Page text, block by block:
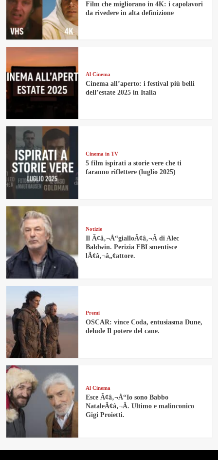
Film che migliorano in 4K: i capolavori
da rivedere in alta definizione
Al Cinema
Cinema all’aperto: i festival più belli
dell’estate 2025 in Italia
Cinema in TV
5 film ispirati a storie vere che ti
faranno riflettere (luglio 2025)
Notizie
Il Ã¢â‚¬Å“gialloÃ¢â‚¬Â di Alec
Baldwin. Perizia FBI smentisce
lÃ¢â‚¬â„¢attore.
Premi
OSCAR: vince Coda, entusiasma Dune,
delude Il potere del cane.
Al Cinema
Esce Ã¢â‚¬Å“Io sono Babbo
NataleÃ¢â‚¬Â. Ultimo e malinconico
Gigi Proietti.